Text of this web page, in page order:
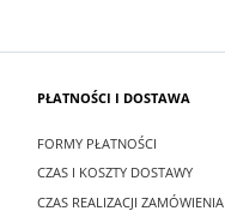
PŁATNOŚCI I DOSTAWA
FORMY PŁATNOŚCI
CZAS I KOSZTY DOSTAWY
CZAS REALIZACJI ZAMÓWIENIA